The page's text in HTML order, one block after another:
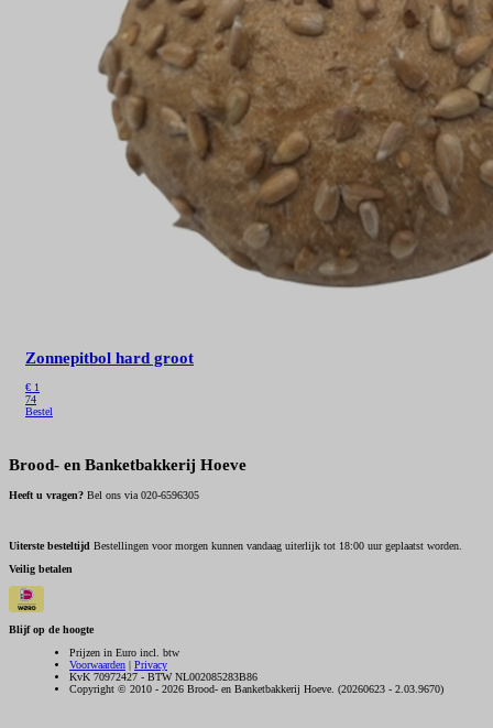
Zonnepitbol hard groot
€ 1
74
Bestel
Brood- en Banketbakkerij Hoeve
Heeft u vragen? Bel ons via 020-6596305
Uiterste besteltijd Bestellingen voor morgen kunnen vandaag uiterlijk tot 18:00 uur geplaatst worden.
Veilig betalen
Blijf op de hoogte
Prijzen in Euro incl. btw
Voorwaarden | Privacy
KvK 70972427 - BTW NL002085283B86
Copyright © 2010 - 2026 Brood- en Banketbakkerij Hoeve. (20260623 - 2.03.9670)